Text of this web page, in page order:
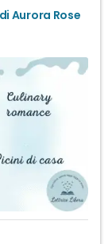
Aurora Rose